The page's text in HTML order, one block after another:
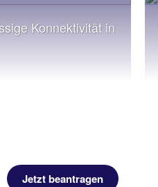
Konnektivität in
Jetzt beantragen